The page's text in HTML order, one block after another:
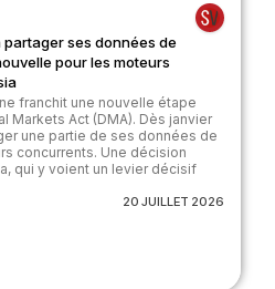
partager ses données de
pour les moteurs
franchit une nouvelle étape
Markets Act (DMA). Dès janvier
une partie de ses données de
concurrents. Une décision
qui y voient un levier décisif
20 JUILLET 2026